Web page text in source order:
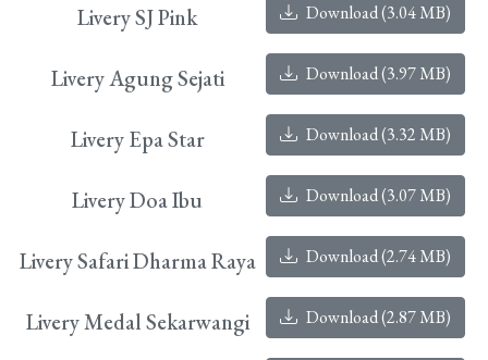
Livery SJ Pink Download (3.04 MB)
Livery Agung Sejati Download (3.97 MB)
Livery Epa Star Download (3.32 MB)
Livery Doa Ibu Download (3.07 MB)
Livery Safari Dharma Raya Download (2.74 MB)
Livery Medal Sekarwangi Download (2.87 MB)